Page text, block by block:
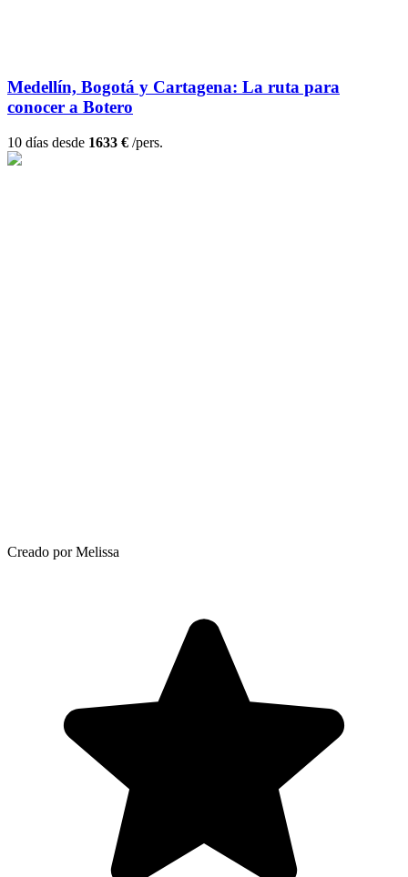
Medellín, Bogotá y Cartagena: La ruta para
conocer a Botero
10 días desde 1633 € /pers.
Creado por Melissa